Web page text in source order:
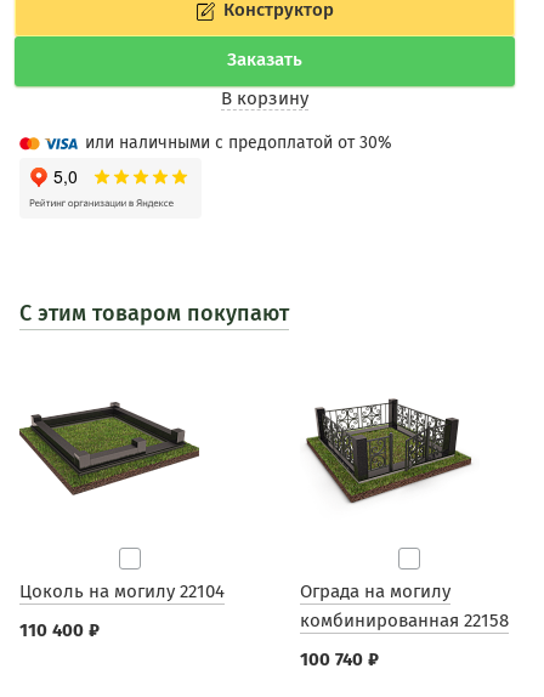
Конструктор
Заказать
В корзину
или наличными с предоплатой от 30%
С этим товаром покупают
Цоколь на могилу 22104
110 400 ₽
Ограда на могилу
комбинированная 22158
100 740 ₽